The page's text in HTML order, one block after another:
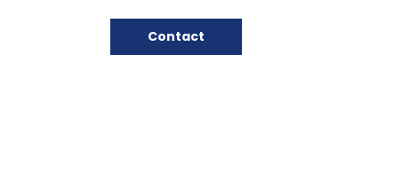
Contact